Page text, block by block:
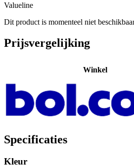
Valueline
Dit product is momenteel niet
Prijsvergelijking
Winkel
Specificaties
Kleur